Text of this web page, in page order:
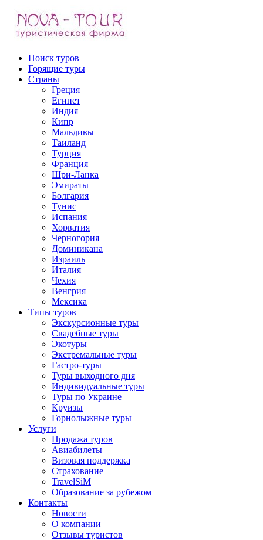
Поиск туров
Горящие туры
Страны
Греция
Египет
Индия
Кипр
Мальдивы
Таиланд
Турция
Франция
Шри-Ланка
Эмираты
Болгария
Тунис
Испания
Хорватия
Черногория
Доминикана
Израиль
Италия
Чехия
Венгрия
Мексика
Типы туров
Экскурсионные туры
Свадебные туры
Экотуры
Экстремальные туры
Гастро-туры
Туры выходного дня
Индивидуальные туры
Туры по Украине
Круизы
Горнолыжные туры
Услуги
Продажа туров
Авиабилеты
Визовая поддержка
Страхование
TravelSiM
Образование за рубежом
Контакты
Новости
О компании
Отзывы туристов
Отправить